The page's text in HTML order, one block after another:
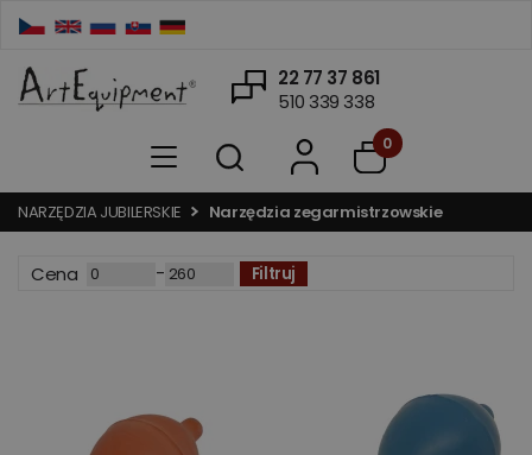
22 77 37 861
510 339 338
0
NARZĘDZIA JUBILERSKIE Narzędzia zegarmistrzowskie
Cena - Filtruj